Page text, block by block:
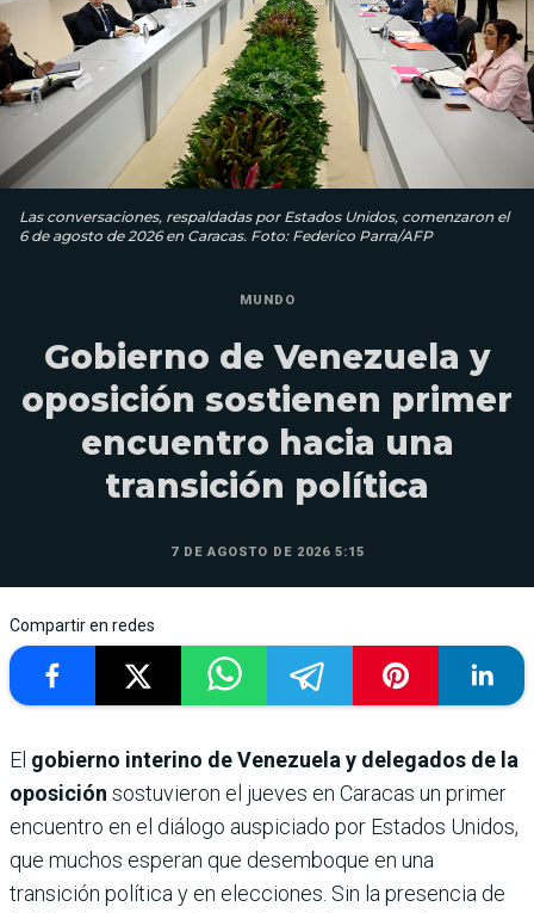
Las conversaciones, respaldadas por Estados Unidos, comenzaron el
6 de agosto de 2026 en Caracas. Foto: Federico Parra/AFP
MUNDO
Gobierno de Venezuela y
oposición sostienen primer
encuentro hacia una
transición política
7 DE AGOSTO DE 2026 5:15
Compartir en redes
El gobierno interino de Venezuela y delegados de la
oposición sostuvieron el jueves en Caracas un primer
encuentro en el diálogo auspiciado por Estados Unidos,
que muchos esperan que desemboque en una
transición política y en elecciones. Sin la presencia de